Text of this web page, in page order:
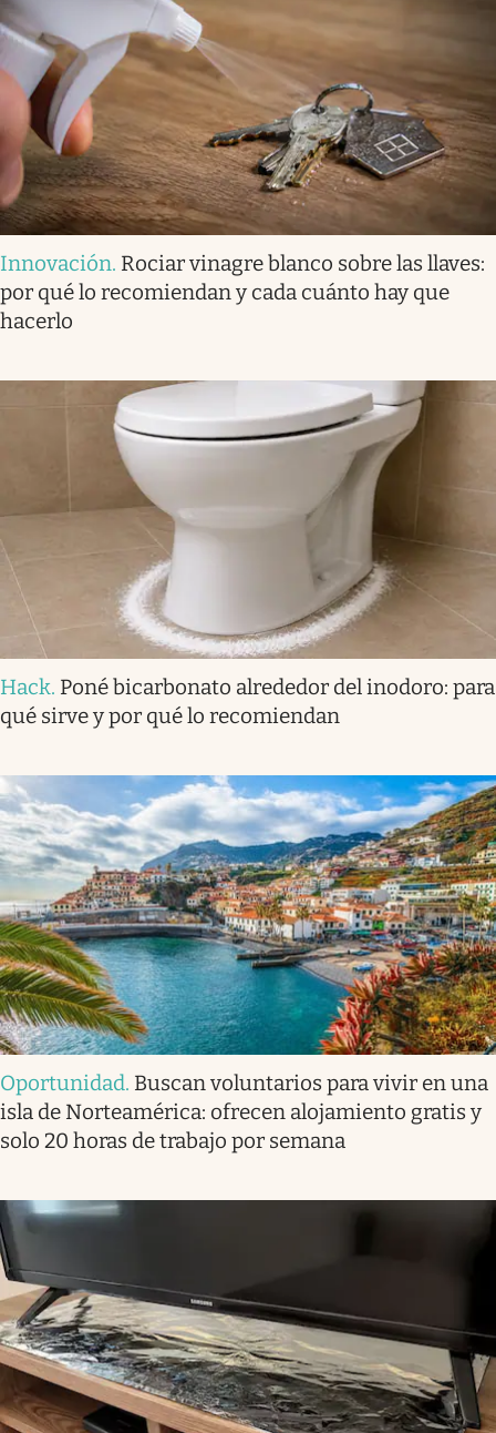
Innovación. Rociar vinagre blanco sobre las llaves:
por qué lo recomiendan y cada cuánto hay que
hacerlo
Hack. Poné bicarbonato alrededor del inodoro: para
qué sirve y por qué lo recomiendan
Oportunidad. Buscan voluntarios para vivir en una
isla de Norteamérica: ofrecen alojamiento gratis y
solo 20 horas de trabajo por semana